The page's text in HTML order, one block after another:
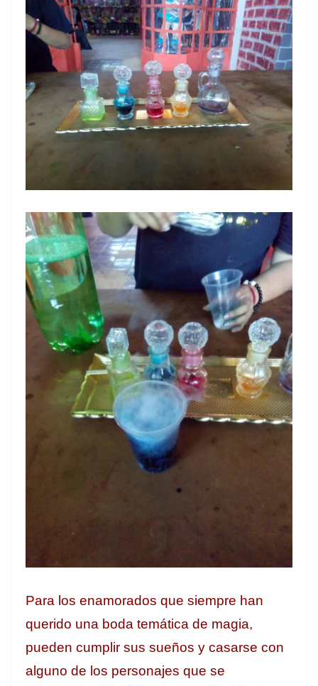
Para los enamorados que siempre han
querido una boda temática de magia,
pueden cumplir sus sueños y casarse con
alguno de los personajes que se